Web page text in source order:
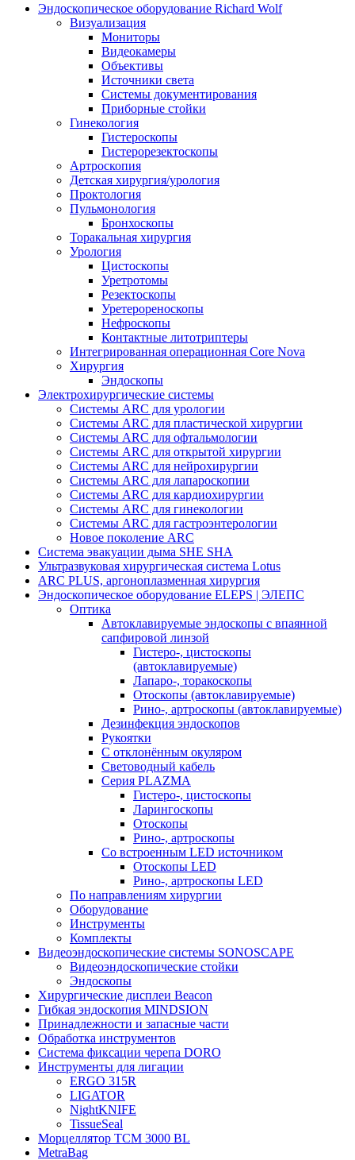
Эндоскопическое оборудование Richard Wolf
Визуализация
Мониторы
Видеокамеры
Объективы
Источники света
Системы документирования
Приборные стойки
Гинекология
Гистероскопы
Гистерорезектоскопы
Артроскопия
Детская хирургия/урология
Проктология
Пульмонология
Бронхоскопы
Торакальная хирургия
Урология
Цистоскопы
Уретротомы
Резектоскопы
Уретерореноскопы
Нефроскопы
Контактные литотриптеры
Интегрированная операционная Core Nova
Хирургия
Эндоскопы
Электрохирургические системы
Системы ARC для урологии
Системы ARC для пластической хирургии
Системы ARC для офтальмологии
Системы ARC для открытой хирургии
Системы ARC для нейрохирургии
Системы ARC для лапароскопии
Системы ARC для кардиохирургии
Системы ARC для гинекологии
Системы ARC для гастроэнтерологии
Новое поколение ARC
Система эвакуации дыма SHE SHA
Ультразвуковая хирургическая система Lotus
ARC PLUS, аргоноплазменная хирургия
Эндоскопическое оборудование ELEPS | ЭЛЕПС
Оптика
Автоклавируемые эндоскопы с впаянной
сапфировой линзой
Гистеро-, цистоскопы
(автоклавируемые)
Лапаро-, торакоскопы
Отоскопы (автоклавируемые)
Рино-, артроскопы (автоклавируемые)
Дезинфекция эндоскопов
Рукоятки
С отклонённым окуляром
Световодный кабель
Серия PLAZMA
Гистеро-, цистоскопы
Ларингоскопы
Отоскопы
Рино-, артроскопы
Со встроенным LED источником
Отоскопы LED
Рино-, артроскопы LED
По направлениям хирургии
Оборудование
Инструменты
Комплекты
Видеоэндоскопические системы SONOSCAPE
Видеоэндоскопические стойки
Эндоскопы
Хирургические дисплеи Beacon
Гибкая эндоскопия MINDSION
Принадлежности и запасные части
Обработка инструментов
Система фиксации черепа DORO
Инструменты для лигации
ERGO 315R
LIGATOR
NightKNIFE
TissueSeal
Морцеллятор ТСМ 3000 BL
MetraBag